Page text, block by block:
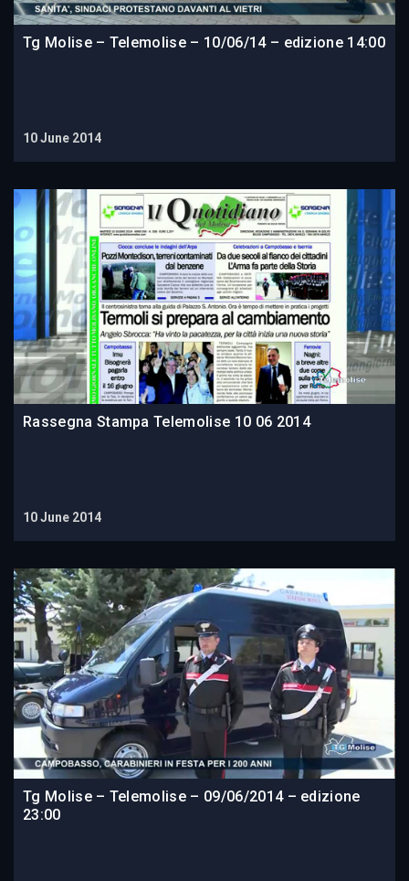
Tg Molise – Telemolise – 10/06/14 – edizione 14:00
10 June 2014
Rassegna Stampa Telemolise 10 06 2014
10 June 2014
Tg Molise – Telemolise – 09/06/2014 – edizione
23:00